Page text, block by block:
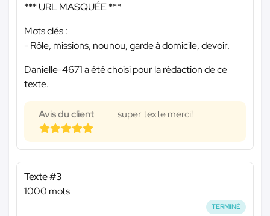
*** URL MASQUÉE ***
Mots clés :
- Rôle, missions, nounou, garde à domicile, devoir.
Danielle-4671 a été choisi pour la rédaction de ce
texte.
Avis du client super texte merci!
Texte #3
1000 mots
TERMINÉ